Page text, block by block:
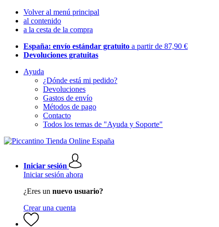
Volver al menú principal
al contenido
a la cesta de la compra
España: envío estándar gratuito a partir de 87,90 €
Devoluciones gratuitas
Ayuda
¿Dónde está mi pedido?
Devoluciones
Gastos de envío
Métodos de pago
Contacto
Todos los temas de "Ayuda y Soporte"
Iniciar sesión
Iniciar sesión ahora
¿Eres un nuevo usuario?
Crear una cuenta